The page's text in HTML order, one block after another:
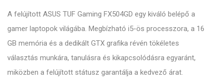
A felújított ASUS TUF Gaming FX504GD egy kiváló belépő a
gamer laptopok világába. Megbízható i5-ös processzora, a 16
GB memória és a dedikált GTX grafika révén tökéletes
választás munkára, tanulásra és kikapcsolódásra egyaránt,
miközben a felújított státusz garantálja a kedvező árat.